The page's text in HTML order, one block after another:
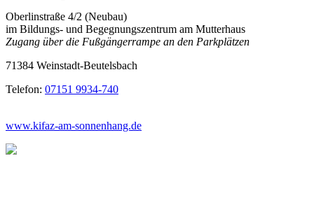
Oberlinstraße 4/2 (Neubau)
im Bildungs- und Begegnungszentrum am Mutterhaus
Zugang über die Fußgängerrampe an den Parkplätzen
71384 Weinstadt-Beutelsbach
Telefon: 07151 9934-740
www.kifaz-am-sonnenhang.de